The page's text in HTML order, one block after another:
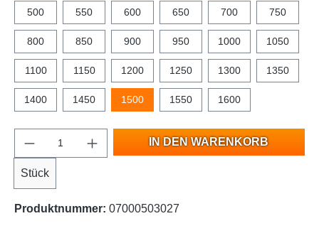
500 550 600 650 700 750
800 850 900 950 1000 1050
1100 1150 1200 1250 1300 1350
1400 1450 1500 1550 1600
Stück
IN DEN WARENKORB
Produktnummer: 07000503027